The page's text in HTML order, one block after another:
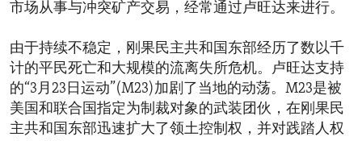
市场从事与冲突矿产交易，经常通过卢旺达来进行。
由于持续不稳定，刚果民主共和国东部经历了数以千
计的平民死亡和大规模的流离失所危机。卢旺达支持
的“3月23日运动”(M23)加剧了当地的动荡。M23是被
美国和联合国指定为制裁对象的武装团伙，在刚果民
主共和国东部迅速扩大了领土控制权，并对践踏人权